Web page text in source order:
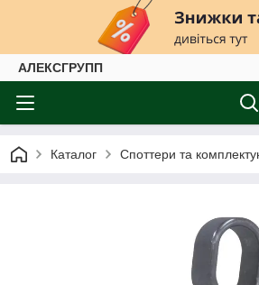
АЛЕКСГРУПП
Каталог Споттери та